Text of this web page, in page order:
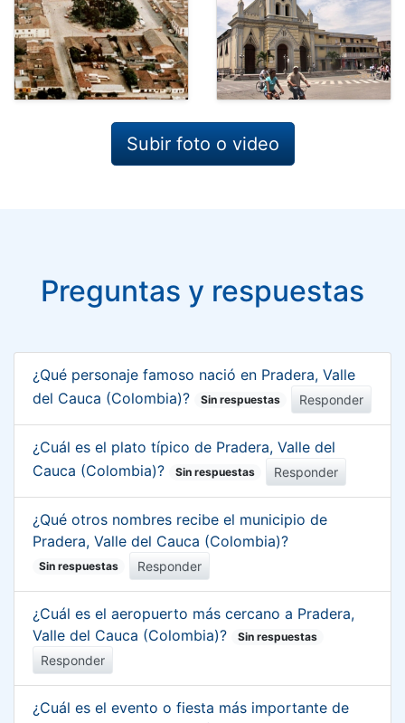
Subir foto o video
Preguntas y respuestas
¿Qué personaje famoso nació en Pradera, Valle
del Cauca (Colombia)?
Sin respuestas Responder
¿Cuál es el plato típico de Pradera, Valle del
Cauca (Colombia)?
Sin respuestas Responder
¿Qué otros nombres recibe el municipio de
Pradera, Valle del Cauca (Colombia)?
Sin respuestas Responder
¿Cuál es el aeropuerto más cercano a Pradera,
Valle del Cauca (Colombia)?
Sin respuestas
Responder
¿Cuál es el evento o fiesta más importante de